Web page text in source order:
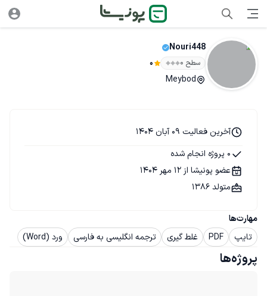
Nouri448
سطح ۰ 0
Meybod
مهارت‌ها
تایپ
PDF غلط گیری ترجمه انگلیسی به فارسی ورد (Word)
آخرین فعالیت 09 آبان 1404
0 پروژه انجام شده
عضو پونیشا از 12 مهر 1404
متولد 1386
پروژه‌ها